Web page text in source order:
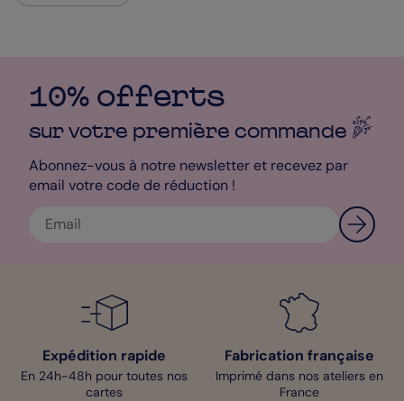
10% offerts
sur votre première commande
Abonnez-vous à notre newsletter et recevez par
email votre code de réduction !
Expédition rapide
En 24h-48h pour toutes nos
cartes
Fabrication française
Imprimé dans nos ateliers en
France